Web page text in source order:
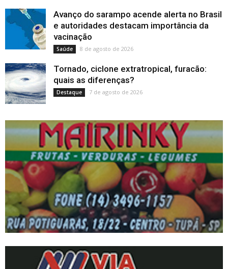
Avanço do sarampo acende alerta no Brasil
e autoridades destacam importância da
vacinação
Saúde 8 de agosto de 2026
Tornado, ciclone extratropical, furacão:
quais as diferenças?
Destaque 7 de agosto de 2026